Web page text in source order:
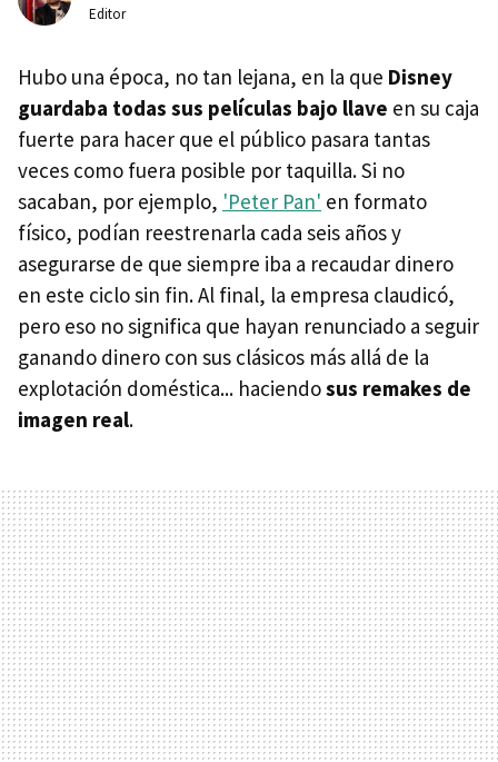
Editor
Hubo una época, no tan lejana, en la que Disney
guardaba todas sus películas bajo llave en su caja
fuerte para hacer que el público pasara tantas
veces como fuera posible por taquilla. Si no
sacaban, por ejemplo, 'Peter Pan' en formato
físico, podían reestrenarla cada seis años y
asegurarse de que siempre iba a recaudar dinero
en este ciclo sin fin. Al final, la empresa claudicó,
pero eso no significa que hayan renunciado a seguir
ganando dinero con sus clásicos más allá de la
explotación doméstica... haciendosus remakes de
imagen real.